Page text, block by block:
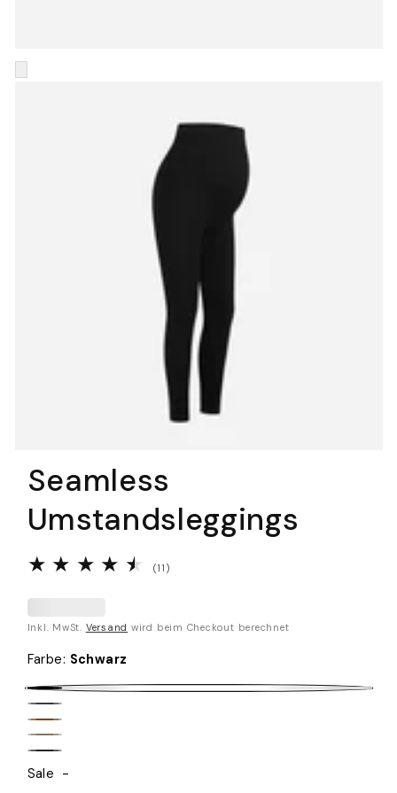
Seamless
Umstandsleggings
(11)
Inkl. MwSt. Versand wird beim Checkout berechnet
Farbe: Schwarz
Schwarz
Anthrazit
Braun
Taupe
Sale
-